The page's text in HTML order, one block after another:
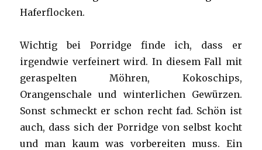
Haferflocken.
Wichtig bei Porridge finde ich, dass er
irgendwie verfeinert wird. In diesem Fall mit
geraspelten Möhren, Kokoschips,
Orangenschale und winterlichen Gewürzen.
Sonst schmeckt er schon recht fad. Schön ist
auch, dass sich der Porridge von selbst kocht
und man kaum was vorbereiten muss. Ein